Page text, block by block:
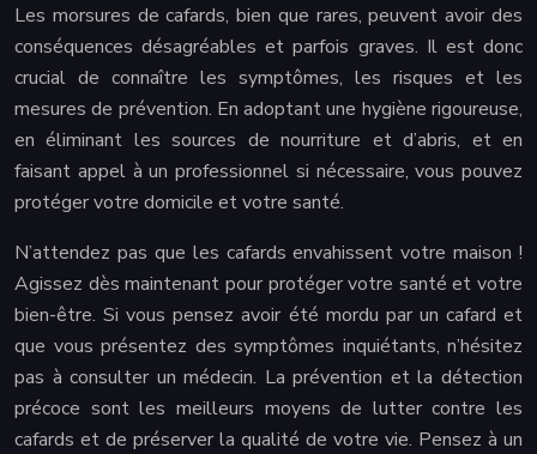
Les morsures de cafards, bien que rares, peuvent avoir des
conséquences désagréables et parfois graves. Il est donc
crucial de connaître les symptômes, les risques et les
mesures de prévention. En adoptant une hygiène rigoureuse,
en éliminant les sources de nourriture et d’abris, et en
faisant appel à un professionnel si nécessaire, vous pouvez
protéger votre domicile et votre santé.
N’attendez pas que les cafards envahissent votre maison !
Agissez dès maintenant pour protéger votre santé et votre
bien-être. Si vous pensez avoir été mordu par un cafard et
que vous présentez des symptômes inquiétants, n’hésitez
pas à consulter un médecin. La prévention et la détection
précoce sont les meilleurs moyens de lutter contre les
cafards et de préserver la qualité de votre vie. Pensez à un